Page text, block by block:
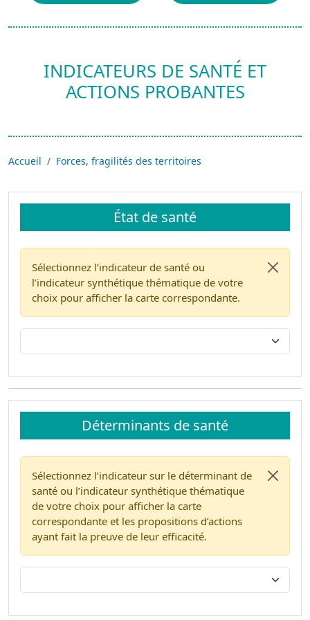
INDICATEURS DE SANTÉ ET
ACTIONS PROBANTES
Accueil Forces, fragilités des territoires
État de santé
Sélectionnez l’indicateur de santé ou
l’indicateur synthétique thématique de votre
choix pour afficher la carte correspondante.
Déterminants de santé
Sélectionnez l’indicateur sur le déterminant de
santé ou l’indicateur synthétique thématique
de votre choix pour afficher la carte
correspondante et les propositions d’actions
ayant fait la preuve de leur efficacité.